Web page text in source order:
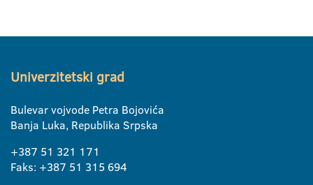
Univerzitetski grad
Bulevar vojvode Petra Bojovića
Banja Luka, Republika Srpska
+387 51 321 171
Faks: +387 51 315 694